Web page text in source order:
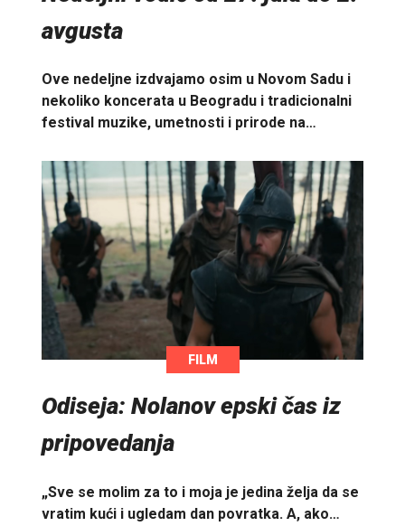
avgusta
Ove nedeljne izdvajamo osim u Novom Sadu i
nekoliko koncerata u Beogradu i tradicionalni
festival muzike, umetnosti i prirode na…
FILM
Odiseja: Nolanov epski čas iz
pripovedanja
„Sve se molim za to i moja je jedina želja da se
vratim kući i ugledam dan povratka. A, ako…